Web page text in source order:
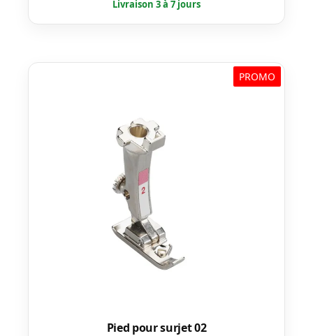
était :
€ 37,50.
est :
€ 29,84.
PROMO
Pied pour surjet 02